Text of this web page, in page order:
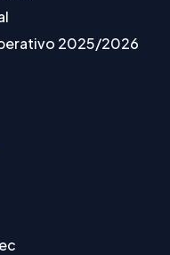
2025/2026